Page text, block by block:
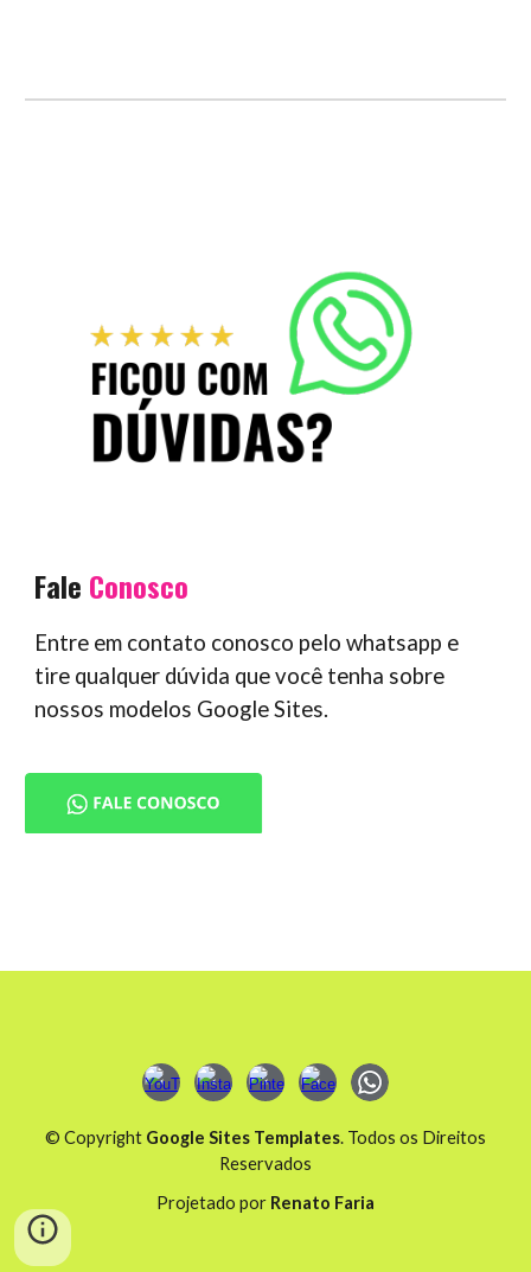
Fale Conosco
Entre em contato conosco pelo whatsapp e
tire qualquer dúvida que você tenha sobre
nossos modelos Google Sites.
© Copyright Google Sites Templates. Todos os Direitos
Reservados
Projetado por Renato Faria